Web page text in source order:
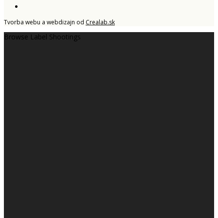
Tvorba webu a webdizajn od Crealab.sk
Browse Label Shootings